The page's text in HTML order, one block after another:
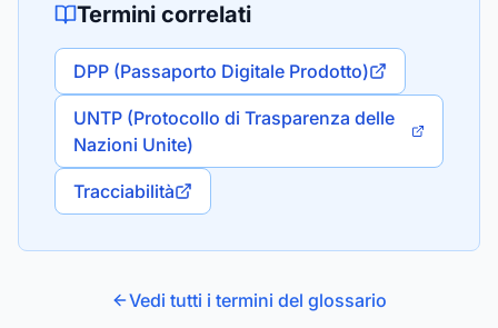
Termini correlati
DPP (Passaporto Digitale Prodotto)
UNTP (Protocollo di Trasparenza delle
Nazioni Unite)
Tracciabilità
Vedi tutti i termini del glossario